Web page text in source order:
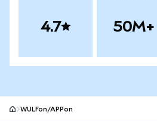
4.7 50M+
WULFon/APPon